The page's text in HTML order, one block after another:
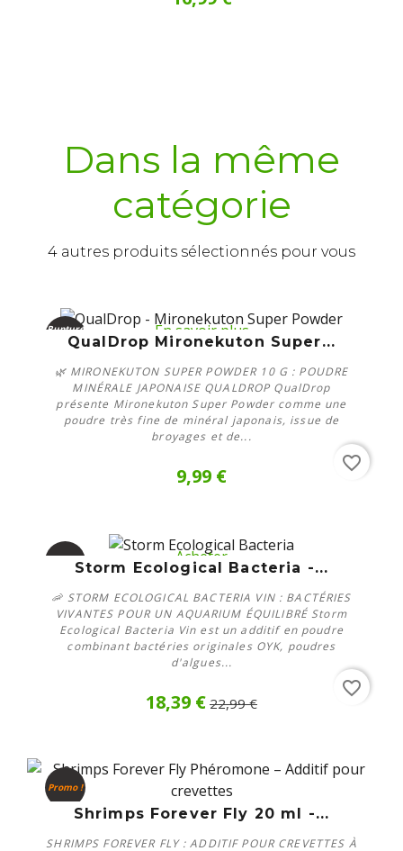
Dans la même
catégorie
4 autres produits sélectionnés pour vous
En savoir plus
Rupture
de stockQualDrop Mironekuton Super...
🌿 MIRONEKUTON SUPER POWDER 10 G : POUDRE
MINÉRALE JAPONAISE QUALDROP QualDrop
présente Mironekuton Super Powder comme une
poudre très fine de minéral japonais, issue de
broyages et de...
9,99 €
favorite_border
Acheter
-20%Storm Ecological Bacteria -...
🦐 STORM ECOLOGICAL BACTERIA VIN : BACTÉRIES
VIVANTES POUR UN AQUARIUM ÉQUILIBRÉ Storm
Ecological Bacteria Vin est un additif en poudre
combinant bactéries originales OYK, poudres
d'algues...
18,39 € 22,99 €
favorite_border
Acheter
Promo !
Shrimps Forever Fly 20 ml -...
SHRIMPS FOREVER FLY : ADDITIF POUR CREVETTES À